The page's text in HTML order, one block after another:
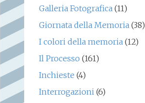
Galleria Fotografica(11)
Giornata della Memoria(38)
I colori della memoria(12)
Il Processo (161)
Inchieste (4)
Interrogazioni(6)